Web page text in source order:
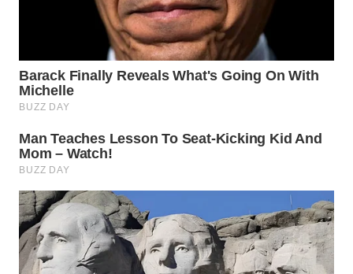
WN
SEMARANG
WN
SOLO
WN
BOROBUDUR
WN
MADURA